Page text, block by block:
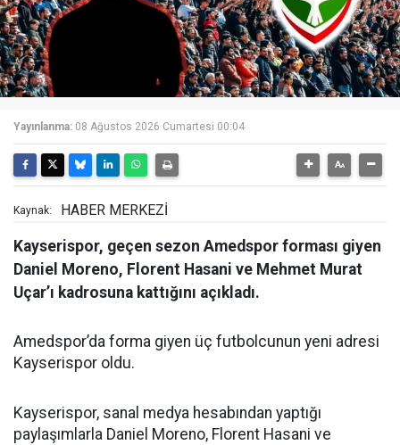
Yayınlanma: 08 Ağustos 2026 Cumartesi 00:04
Kaynak: HABER MERKEZİ
Kayserispor, geçen sezon Amedspor forması giyen
Daniel Moreno, Florent Hasani ve Mehmet Murat
Uçar’ı kadrosuna kattığını açıkladı.
Amedspor’da forma giyen üç futbolcunun yeni adresi
Kayserispor oldu.
Kayserispor, sanal medya hesabından yaptığı
paylaşımlarla Daniel Moreno, Florent Hasani ve